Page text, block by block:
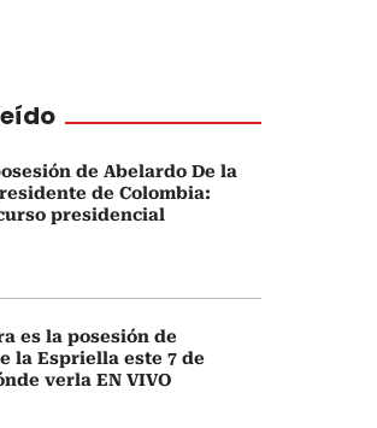
de Abelardo De la
de Colombia:
presidencial
es la posesión de
la Espriella este 7 de
verla EN VIVO